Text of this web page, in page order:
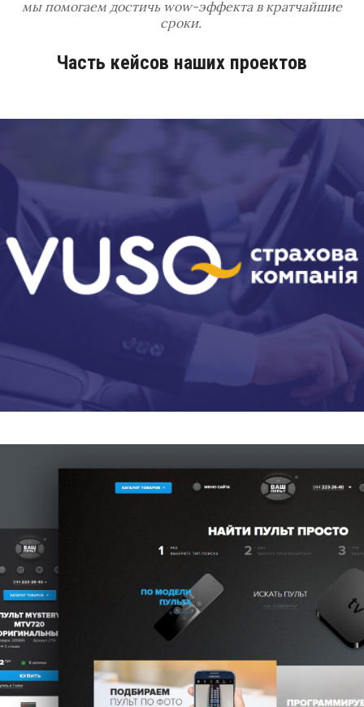
мы помогаем достичь wow-эффекта в кратчайшие
сроки.
Часть кейсов наших проектов